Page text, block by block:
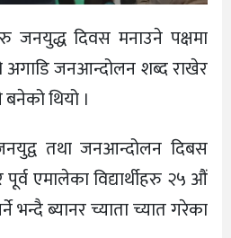
जनयुद्ध दिवस मनाउने पक्षमा
जनआन्दोलन शब्द राखेर
थियो ।
तथा जनआन्दोलन दिबस
एमालेका विद्यार्थीहरु २५ औं
भन्दै ब्यानर च्याता च्यात गरेका